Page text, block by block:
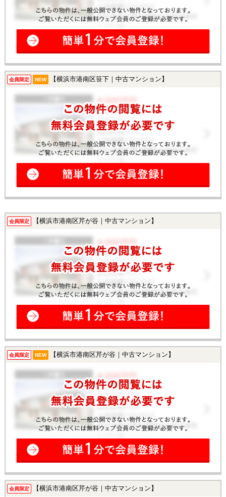
会員限定 NEW 【横浜市港南区笹下｜中古マンション】
会員限定 【横浜市港南区芹が谷｜中古マンション】
会員限定 NEW 【横浜市港南区芹が谷｜中古マンション】
会員限定 【横浜市港南区芹が谷｜中古マンション】